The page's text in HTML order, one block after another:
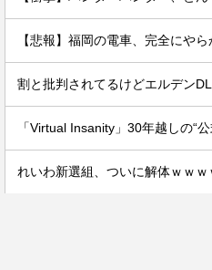
「Virtual Insanity」30年越しの“
れいわ新選組、ついに解体ｗｗｗ